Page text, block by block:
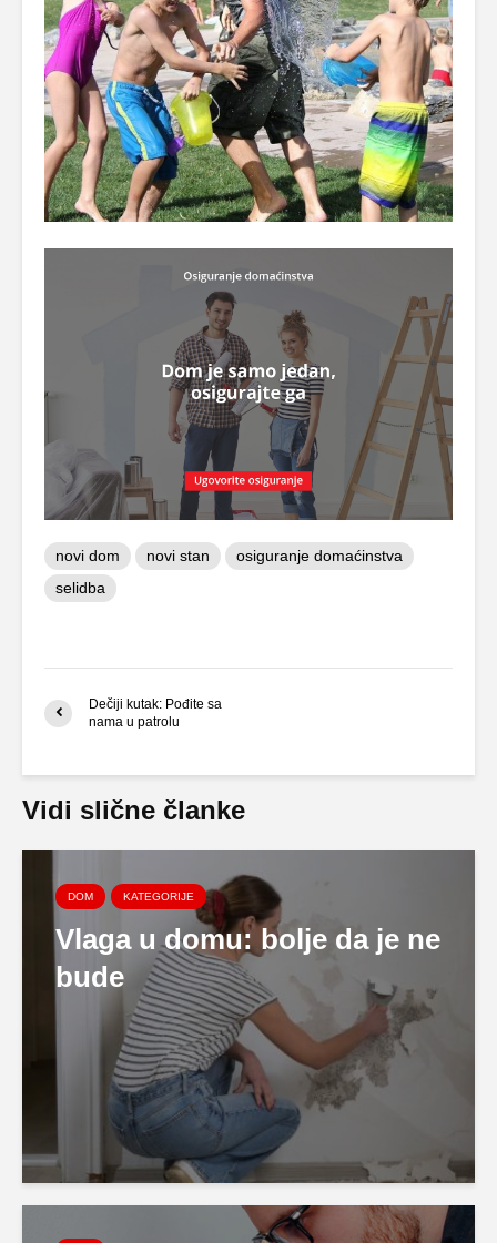
novi dom novi stan
osiguranje domaćinstva
selidba
Dečiji kutak: Pođite sa
nama u patrolu
Vidi slične članke
DOM KATEGORIJE
Vlaga u domu: bolje da je ne
bude